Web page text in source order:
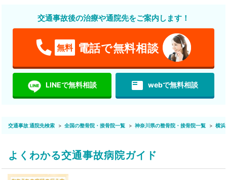
交通事故後の治療や通院先をご案内します！
無料 電話で無料相談
LINEで無料相談 featured_play_list webで無料相談
交通事故 通院先検索 全国の整骨院・接骨院一覧 神奈川県の整骨院・接骨院一覧 横浜
よくわかる交通事故病院ガイド